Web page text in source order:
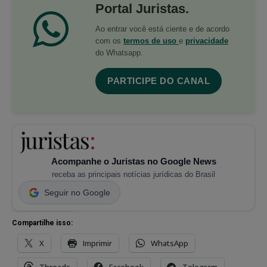
Portal Juristas.
Ao entrar você está ciente e de acordo
com os termos de uso e privacidade
do Whatsapp.
PARTICIPE DO CANAL
Acompanhe o Juristas no Google News
receba as principais notícias jurídicas do Brasil
Seguir no Google
Compartilhe isso:
X Imprimir WhatsApp